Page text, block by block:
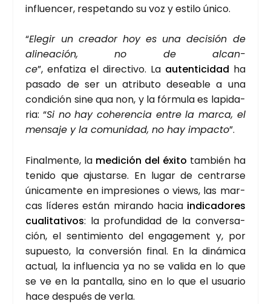
influen­cer, res­pe­tan­do su voz y esti­lo úni­co.
“Ele­gir un crea­dor hoy es una deci­sión de
ali­nea­ción, no de alcan­
ce”, enfa­ti­za el direc­ti­vo. La auten­ti­ci­dad ha
pasa­do de ser un atri­bu­to desea­ble a una
con­di­ción sine qua non, y la fór­mu­la es lapi­da­
ria: “Si no hay cohe­ren­cia entre la mar­ca, el
men­sa­je y la comu­ni­dad, no hay impac­to”.
Final­men­te, la medi­ción del éxi­to tam­bién ha
teni­do que ajus­tar­se. En lugar de cen­trar­se
úni­ca­men­te en impre­sio­nes o views, las mar­
cas líde­res están miran­do hacia indi­ca­do­res
cua­li­ta­ti­vos: la pro­fun­di­dad de la con­ver­sa­
ción, el sen­ti­mien­to del enga­ge­ment y, por
supues­to, la con­ver­sión final. En la diná­mi­ca
actual, la influen­cia ya no se vali­da en lo que
se ve en la pan­ta­lla, sino en lo que el usua­rio
hace des­pués de ver­la.